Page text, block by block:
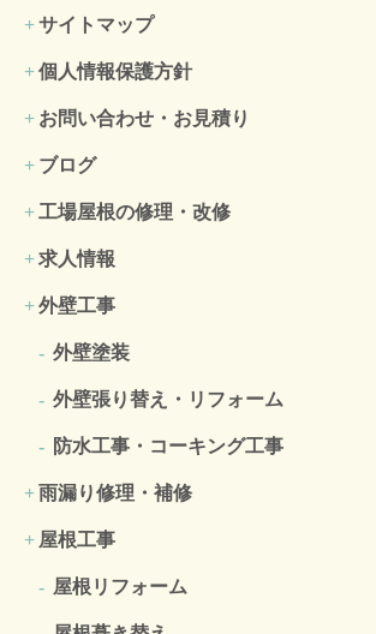
サイトマップ
個人情報保護方針
お問い合わせ・お見積り
ブログ
工場屋根の修理・改修
求人情報
外壁工事
外壁塗装
外壁張り替え・リフォーム
防水工事・コーキング工事
雨漏り修理・補修
屋根工事
屋根リフォーム